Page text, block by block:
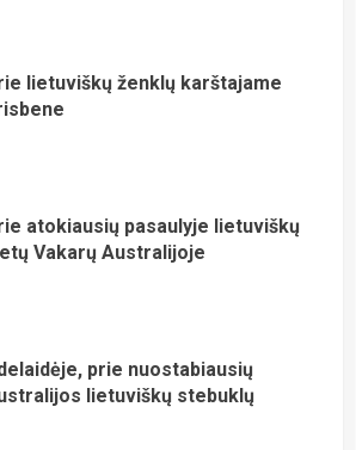
lietuviškų ženklų karštajame
atokiausių pasaulyje lietuviškų
Vakarų Australijoje
prie nuostabiausių
lietuviškų stebuklų